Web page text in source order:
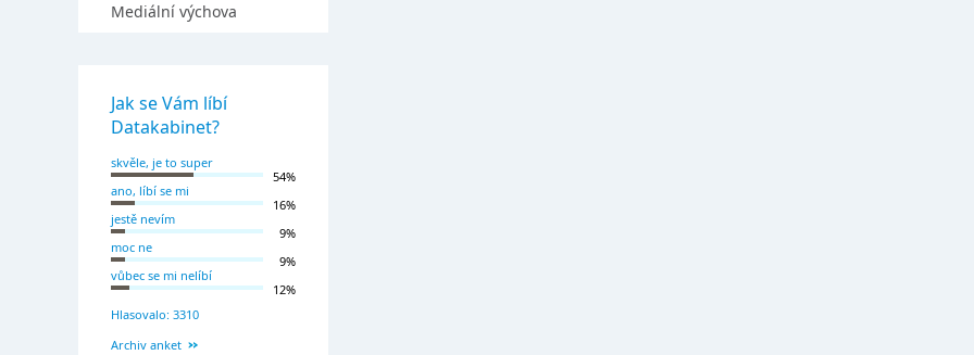
Mediální výchova
Jak se Vám líbí
Datakabinet?
skvěle, je to super
54%
ano, líbí se mi
16%
jestě nevím
9%
moc ne
9%
vůbec se mi nelíbí
12%
Hlasovalo: 3310
Archiv anket